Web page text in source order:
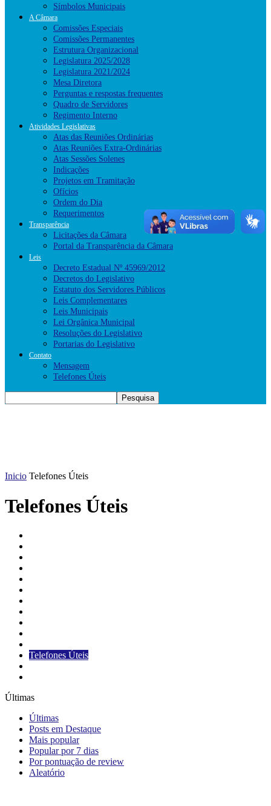
Símbolos Municipais
A Câmara
Comissões Especiais
Comissões Permanentes
Estrutura Organizacional
Legislatura 2025/2028
Legislatura 2021/2024
Mesa Diretora
Perguntas e respostas frequentes
Quadro de Servidores
Regimento Interno
Atividades Legislativas
Atas das Reuniões Ordinárias
Atas Reuniões Extra-Ordinárias
Atas Sessões Solenes
Indicações
Projetos em Tramitação
Ofícios
Ordem do Dia
Requerimentos
Transparência
Licitações da Câmara
Portal da Transparência da Câmara
Leis
Decreto Estadual Nº 45969/2012
Decretos do Legislativo
Estatuto dos Servidores Públicos
Leis Complementares
Leis Municipais
Lei Orgânica Municipal
Resoluções do Legislativo
Portarias do Legislativo
Contato
Mensagem
Telefones Úteis
Inicio Telefones Úteis
Telefones Úteis
Telefones Úteis
Últimas
Últimas
Posts em Destaque
Mais popular
Popular por 7 dias
Por pontuação de review
Aleatório